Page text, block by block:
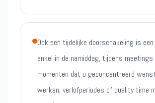
Ook een tijdelijke doorschakeling is
enkel in de namiddag, tijdens meetings
momenten dat u geconcentreerd
werken, verlofperiodes of quality time